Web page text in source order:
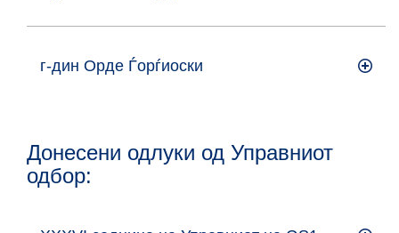
г-дин Орде Ѓорѓиоски
Донесени одлуки од Управниот
одбор: